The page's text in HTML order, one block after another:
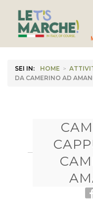
SEI IN: HOME >
DA CAMERINO AD